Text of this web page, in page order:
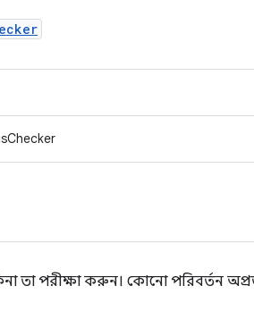
তা পরীক্ষা করুন। কোনো পরিবর্তন